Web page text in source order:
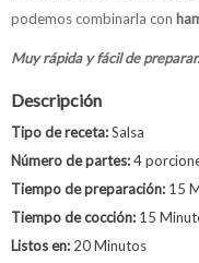
podemos combinarla con
Muy rápida y fácil de preparar.
Descripción
Tipo de receta:Salsa
Número de partes:4
Tiempo de preparación: 15
Tiempo de cocción: 15
Listos en: 20 Minutos